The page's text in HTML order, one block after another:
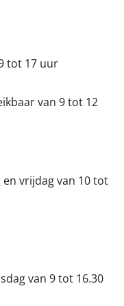
tot 17 uur
van 9 tot 12
vrijdag van 10 tot
van 9 tot 16.30